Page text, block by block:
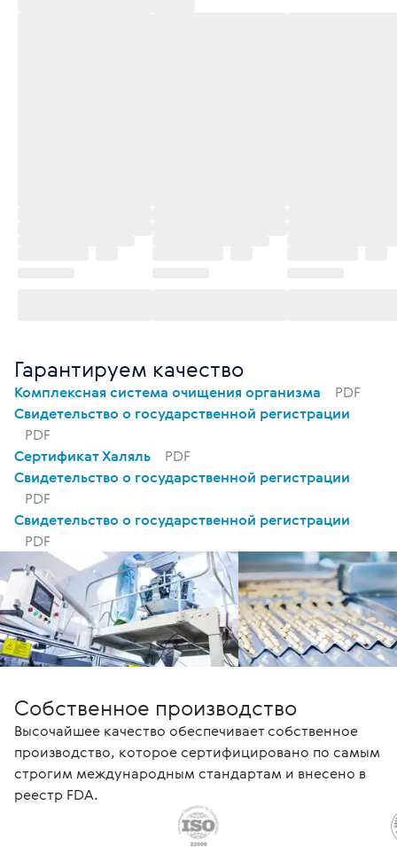
Гарантируем качество
Комплексная система очищения организма
PDF
Свидетельство о государственной регистрации
PDF
Сертификат Халяль
PDF
Свидетельство о государственной регистрации
PDF
Свидетельство о государственной регистрации
PDF
Собственное производство
Высочайшее качество обеспечивает собственное
производство, которое сертифицировано по самым
строгим международным стандартам и внесено в
реестр FDA.